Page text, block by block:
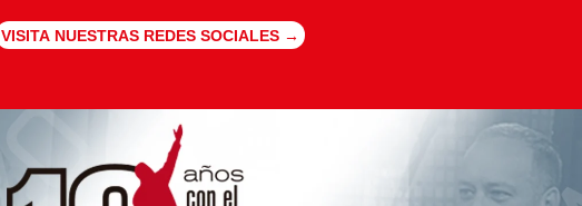
VISITA NUESTRAS REDES SOCIALES →